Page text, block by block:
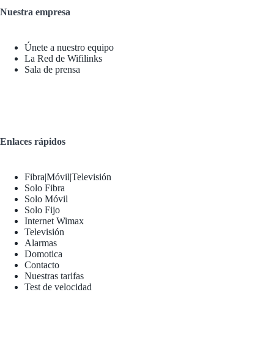
Nuestra empresa
Únete a nuestro equipo
La Red de Wifilinks
Sala de prensa
Enlaces rápidos
Fibra|Móvil|Televisión
Solo Fibra
Solo Móvil
Solo Fijo
Internet Wimax
Televisión
Alarmas
Domotica
Contacto
Nuestras tarifas
Test de velocidad